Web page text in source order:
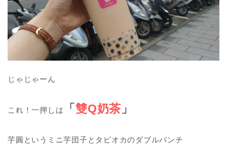
じゃじゃーん
これ！一押しは 「雙Q奶茶 」
芋圓というミニ芋団子とタピオカのダブルパンチ